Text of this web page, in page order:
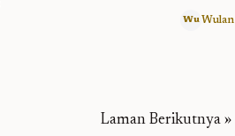
Wu Wulan
Laman Berikutnya »